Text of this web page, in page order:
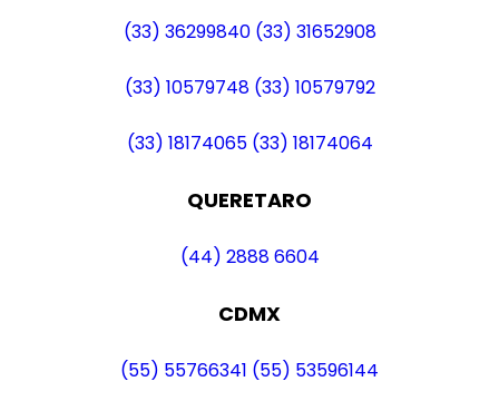
(33) 36299840 (33) 31652908
(33) 10579748 (33) 10579792
(33) 18174065 (33) 18174064
QUERETARO
(44) 2888 6604
CDMX
(55) 55766341 (55) 53596144